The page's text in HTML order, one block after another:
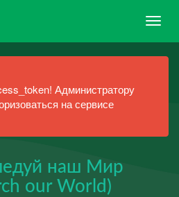
Администратору
на сервисе
наш Мир
our World)